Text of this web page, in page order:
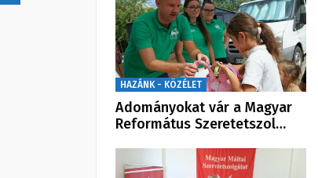
HAZÁNK - KÖZÉLET
Adományokat vár a Magyar
Református Szeretetszol…